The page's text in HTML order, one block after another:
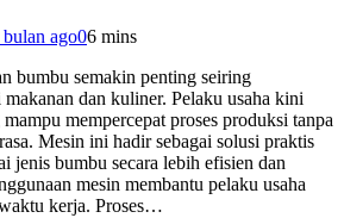
bulan ago06 mins
bumbu semakin penting seiring
dan kuliner. Pelaku usaha kini
mempercepat proses produksi tanpa
Mesin ini hadir sebagai solusi praktis
jenis bumbu secara lebih efisien dan
mesin membantu pelaku usaha
kerja. Proses…